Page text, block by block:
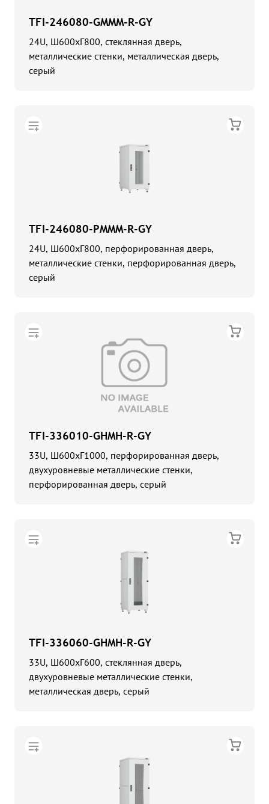
TFI-246080-GMMM-R-GY
24U, Ш600хГ800, стеклянная дверь,
металлические стенки, металлическая дверь,
серый
TFI-246080-PMMM-R-GY
24U, Ш600хГ800, перфорированная дверь,
металлические стенки, перфорированная дверь,
серый
TFI-336010-GHMH-R-GY
33U, Ш600хГ1000, перфорированная дверь,
двухуровневые металлические стенки,
перфорированная дверь, серый
TFI-336060-GHMH-R-GY
33U, Ш600хГ600, стеклянная дверь,
двухуровневые металлические стенки,
металлическая дверь, серый